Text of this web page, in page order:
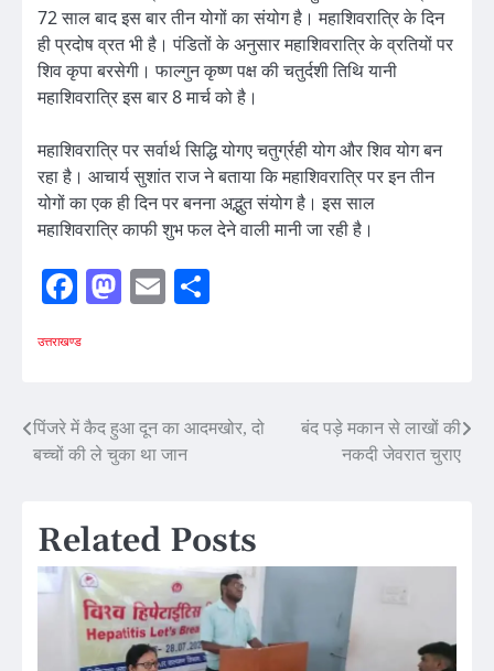
72 साल बाद इस बार तीन योगों का संयोग है। महाशिवरात्रि के दिन
ही प्रदोष व्रत भी है। पंडितों के अनुसार महाशिवरात्रि के व्रतियों पर
शिव कृपा बरसेगी। फाल्गुन कृष्ण पक्ष की चतुर्दशी तिथि यानी
महाशिवरात्रि इस बार 8 मार्च को है।
महाशिवरात्रि पर सर्वार्थ सिद्धि योगए चतुर्ग्रही योग और शिव योग बन
रहा है। आचार्य सुशांत राज ने बताया कि महाशिवरात्रि पर इन तीन
योगों का एक ही दिन पर बनना अद्भुत संयोग है। इस साल
महाशिवरात्रि काफी शुभ फल देने वाली मानी जा रही है।
Facebook
Mastodon
Email
उत्तराखण्ड
Post
navigation
पिंजरे में कैद हुआ दून का आदमखोर, दो
बच्चों की ले चुका था जान
बंद पड़े मकान से लाखों की
नकदी जेवरात चुराए
Related Posts